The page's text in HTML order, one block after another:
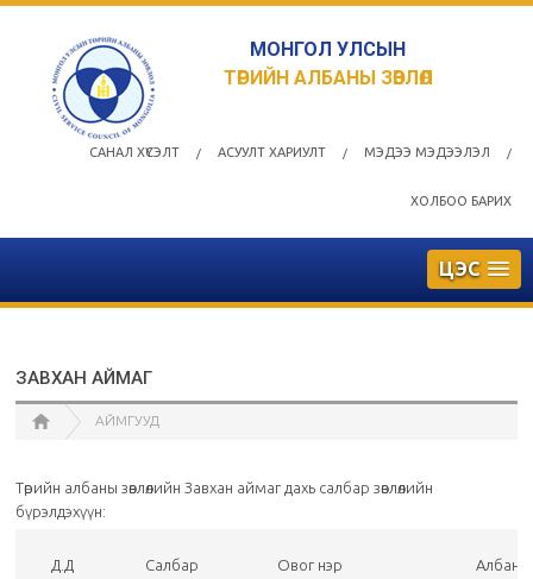
МОНГОЛ УЛСЫН
ТӨРИЙН АЛБАНЫ ЗӨВЛӨЛ
САНАЛ ХҮСЭЛТ / АСУУЛТ ХАРИУЛТ / МЭДЭЭ МЭДЭЭЛЭЛ /
ХОЛБОО БАРИХ
ЦЭС
ЗАВХАН АЙМАГ
АЙМГУУД
Төрийн албаны зөвлөлийн Завхан аймаг дахь салбар зөвлөлийн
бүрэлдэхүүн:
Д.Д
Салбар
Овог нэр
Албан